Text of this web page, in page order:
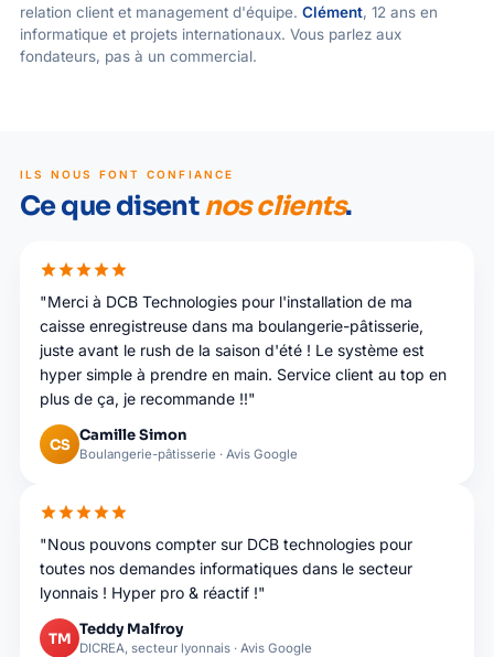
relation client et management d'équipe. Clément, 12 ans en
informatique et projets internationaux. Vous parlez aux
fondateurs, pas à un commercial.
ILS NOUS FONT CONFIANCE
Ce que disentnos clients.
starstarstarstarstar
"Merci à DCB Technologies pour l'installation de ma
caisse enregistreuse dans ma boulangerie-pâtisserie,
juste avant le rush de la saison d'été ! Le système est
hyper simple à prendre en main. Service client au top en
plus de ça, je recommande !!"
CS Camille Simon
Boulangerie-pâtisserie · Avis Google
starstarstarstarstar
"Nous pouvons compter sur DCB technologies pour
toutes nos demandes informatiques dans le secteur
lyonnais ! Hyper pro & réactif !"
TM Teddy Malfroy
DICREA, secteur lyonnais · Avis Google